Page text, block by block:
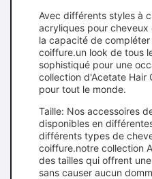
Avec différents styles à
acryliques pour
la capacité de
coiffure.un look de tous
sophistiqué pour une
collection d'Acetate Hair
pour tout le monde.
Taille: Nos accessoires
disponibles en
différents types de
coiffure.notre collection
des tailles qui offrent
sans causer aucun